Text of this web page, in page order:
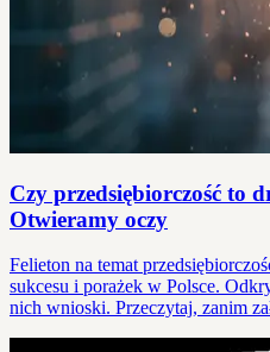
Czy przedsiębiorczość to
Otwieramy oczy
Felieton na temat
sukcesu i porażek w Polsce.
nich wnioski. Przeczytaj, zanim